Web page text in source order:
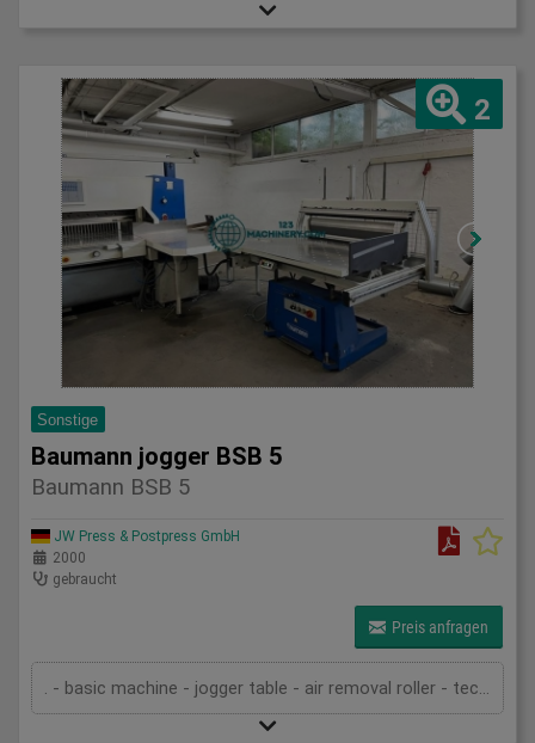
2
Sonstige
Baumann jogger BSB 5
Baumann BSB 5
JW Press & Postpress GmbH
2000
gebraucht
Preis anfragen
. - basic machine - jogger table - air removal roller - technical documentation